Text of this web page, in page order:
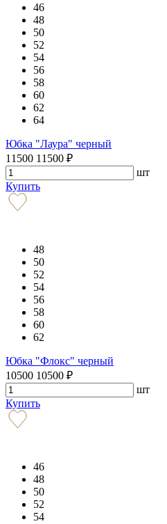
46
48
50
52
54
56
58
60
62
64
Юбка "Лаура" черный
11500 11500 ₽
шт
Купить
48
50
52
54
56
58
60
62
Юбка "Флокс" черный
10500 10500 ₽
шт
Купить
46
48
50
52
54